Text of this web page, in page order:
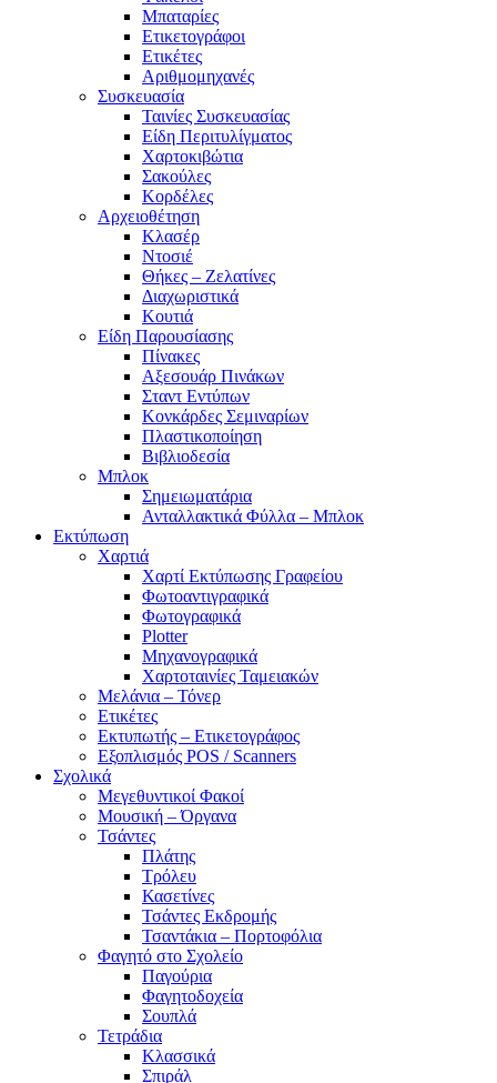
Μπαταρίες
Ετικετογράφοι
Ετικέτες
Αριθμομηχανές
Συσκευασία
Ταινίες Συσκευασίας
Είδη Περιτυλίγματος
Χαρτοκιβώτια
Σακούλες
Κορδέλες
Αρχειοθέτηση
Κλασέρ
Ντοσιέ
Θήκες – Ζελατίνες
Διαχωριστικά
Κουτιά
Είδη Παρουσίασης
Πίνακες
Αξεσουάρ Πινάκων
Σταντ Εντύπων
Κονκάρδες Σεμιναρίων
Πλαστικοποίηση
Βιβλιοδεσία
Μπλοκ
Σημειωματάρια
Ανταλλακτικά Φύλλα – Μπλοκ
Εκτύπωση
Χαρτιά
Χαρτί Εκτύπωσης Γραφείου
Φωτοαντιγραφικά
Φωτογραφικά
Plotter
Μηχανογραφικά
Χαρτοταινίες Ταμειακών
Μελάνια – Τόνερ
Ετικέτες
Εκτυπωτής – Ετικετογράφος
Εξοπλισμός POS / Scanners
Σχολικά
Μεγεθυντικοί Φακοί
Μουσική – Όργανα
Τσάντες
Πλάτης
Τρόλευ
Κασετίνες
Τσάντες Εκδρομής
Τσαντάκια – Πορτοφόλια
Φαγητό στο Σχολείο
Παγούρια
Φαγητοδοχεία
Σουπλά
Τετράδια
Κλασσικά
Σπιράλ